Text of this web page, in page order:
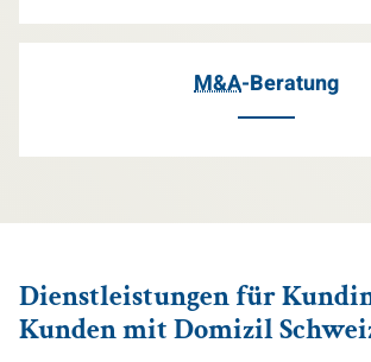
M&A-Beratung
Dienstleistungen für
Kunden mit Domizil